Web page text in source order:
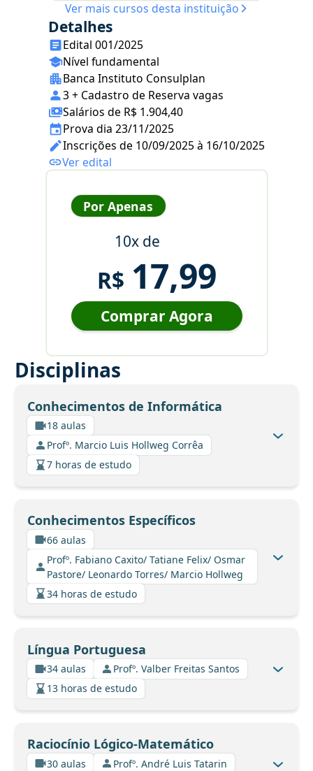
Ver mais cursos desta instituição
Detalhes
Edital 001/2025
Nível fundamental
Banca Instituto Consulplan
3 + Cadastro de Reserva vagas
Salários de R$ 1.904,40
Prova dia 23/11/2025
Inscrições de 10/09/2025 à 16/10/2025
Ver edital
Por Apenas
10x de
R$ 17,99
Comprar Agora
Disciplinas
Conhecimentos de Informática
18 aulas
Profº. Marcio Luis Hollweg Corrêa
7 horas de estudo
Conhecimentos Específicos
66 aulas
Profº. Fabiano Caxito/ Tatiane Felix/ Osmar
Pastore/ Leonardo Torres/ Marcio Hollweg
34 horas de estudo
Língua Portuguesa
34 aulas
Profº. Valber Freitas Santos
13 horas de estudo
Raciocínio Lógico-Matemático
30 aulas
Profº. André Luis Tatarin